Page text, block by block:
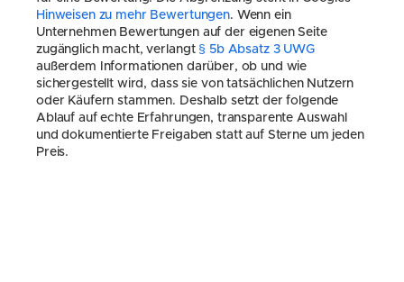
Hinweisen zu mehr Bewertungen. Wenn ein
Unternehmen Bewertungen auf der eigenen Seite
zugänglich macht, verlangt § 5b Absatz 3 UWG
außerdem Informationen darüber, ob und wie
sichergestellt wird, dass sie von tatsächlichen Nutzern
oder Käufern stammen. Deshalb setzt der folgende
Ablauf auf echte Erfahrungen, transparente Auswahl
und dokumentierte Freigaben statt auf Sterne um jeden
Preis.